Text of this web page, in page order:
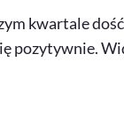
kwartale
pozytywnie.